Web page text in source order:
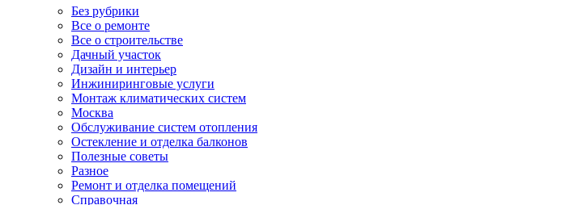
Без рубрики
Все о ремонте
Все о строительстве
Дачный участок
Дизайн и интерьер
Инжиниринговые услуги
Монтаж климатических систем
Москва
Обслуживание систем отопления
Остекление и отделка балконов
Полезные советы
Разное
Ремонт и отделка помещений
Справочная